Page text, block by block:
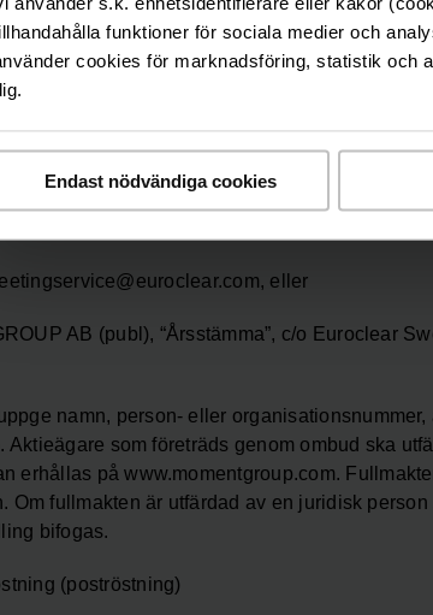
funktioner för sociala medier och
cookies för marknadsföring, statistik och
Endast nödvändiga cookies
på Moment Groups och Euroclear Swedens
kan göras:
– fredag 09.00 – 16.00)
generalmeetings/,
eller
AB (publ), “Årsstämma”, c/o Euroclear
namn, person- eller
Aktieägare som företräds genom ombud ska
erhållas på www.momentgroup.com.
Om fullmakten är utfärdad av en juridisk
bifogas.
(poströstning)